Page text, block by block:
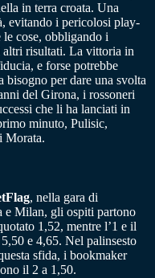
in terra croata. Una
evitando i pericolosi play-
cose, obbligando i
altri risultati. La vittoria in
e forse potrebbe
per dare una svolta
del Girona, i rossoneri
che li ha lanciati in
minuto, Pulisic,
Morata.
, nella gara di
e Milan, gli ospiti partono
1,52, mentre l’1 e il
e 4,65. Nel palinsesto
sfida, i bookmaker
il 2 a 1,50.